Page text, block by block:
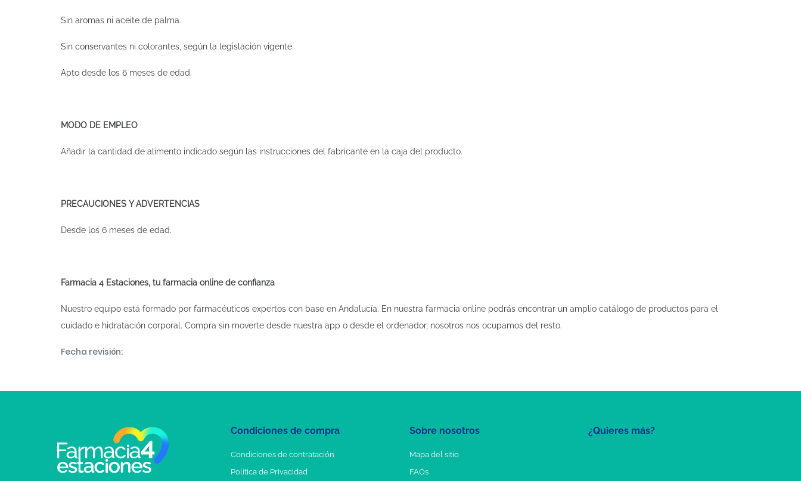
Sin aromas ni aceite de palma.
Sin conservantes ni colorantes, según la legislación vigente.
Apto desde los 6 meses de edad.
MODO DE EMPLEO
Añadir la cantidad de alimento indicado según las instrucciones del fabricante en la caja del producto.
PRECAUCIONES Y ADVERTENCIAS
Desde los 6 meses de edad.
Farmacia 4 Estaciones, tu farmacia online de confianza
Nuestro equipo está formado por farmacéuticos expertos con base en Andalucía. En nuestra farmacia online podrás encontrar un amplio catálogo de productos para el
cuidado e hidratación corporal. Compra sin moverte desde nuestra app o desde el ordenador, nosotros nos ocupamos del resto.
Fecha revisión:
¿Quieres más?
Condiciones de compra
Condiciones de contratación
Política de Privacidad
Sobre nosotros
Mapa del sitio
FAQs